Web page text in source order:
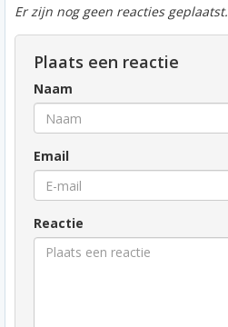
Er zijn nog geen reacties geplaatst.
Plaats een reactie
Naam
Email
Reactie